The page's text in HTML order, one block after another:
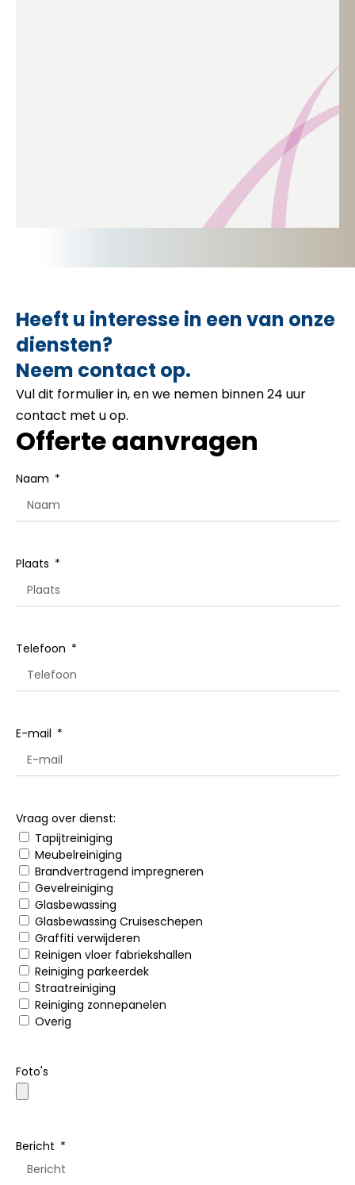
Offerte aanvragen
Naam
Plaats
Telefoon
E-mail
Vraag over dienst:
Tapijtreiniging
Meubelreiniging
Brandvertragend impregneren
Gevelreiniging
Glasbewassing
Glasbewassing Cruiseschepen
Graffiti verwijderen
Reinigen vloer fabriekshallen
Reiniging parkeerdek
Straatreiniging
Reiniging zonnepanelen
Overig
Foto's
Bericht
Heeft u interesse in een van onze
diensten?
Neem contact op.
Vul dit formulier in, en we nemen binnen 24 uur
contact met u op.